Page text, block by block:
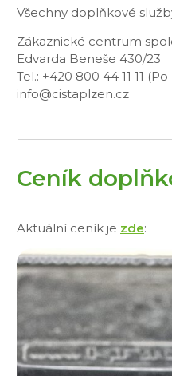
Všechny doplňkové
Zákaznické centrum
Edvarda Beneše 430/23
Tel.: +420 800 44 11 11
info@cistaplzen.cz
Ceník
Aktuální ceník je zde: